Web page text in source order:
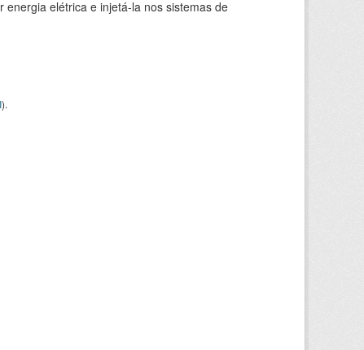
elétrica e injetá-la nos sistemas de
).